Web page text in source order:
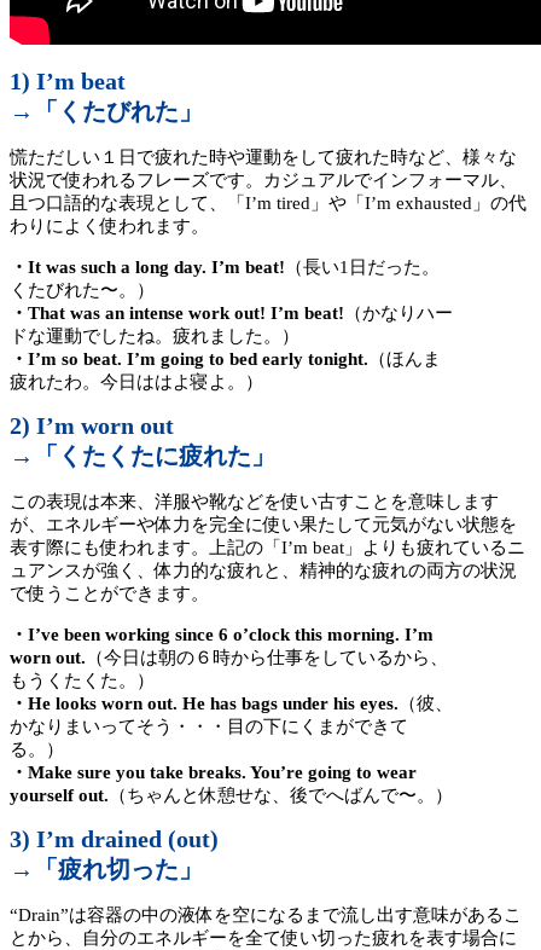
1) I’m beat
→「くたびれた」
慌ただしい１日で疲れた時や運動をして疲れた時など、様々な
状況で使われるフレーズです。カジュアルでインフォーマル、
且つ口語的な表現として、「I’m tired」や「I’m exhausted」の代
わりによく使われます。
・It was such a long day. I’m beat! （長い1日だった。
くたびれた〜。）
・That was an intense work out! I’m beat! （かなりハー
ドな運動でしたね。疲れました。）
・I’m so beat. I’m going to bed early tonight. （ほんま
疲れたわ。今日ははよ寝よ。）
2) I’m worn out
→「くたくたに疲れた」
この表現は本来、洋服や靴などを使い古すことを意味します
が、エネルギーや体力を完全に使い果たして元気がない状態を
表す際にも使われます。上記の「I’m beat」よりも疲れているニ
ュアンスが強く、体力的な疲れと、精神的な疲れの両方の状況
で使うことができます。
・I’ve been working since 6 o’clock this morning. I’m
worn out. （今日は朝の６時から仕事をしているから、
もうくたくた。）
・He looks worn out. He has bags under his eyes. （彼、
かなりまいってそう・・・目の下にくまができて
る。）
・Make sure you take breaks. You’re going to wear
yourself out. （ちゃんと休憩せな、後でへばんで〜。）
3) I’m drained (out)
→「疲れ切った」
“Drain”は容器の中の液体を空になるまで流し出す意味があるこ
とから、自分のエネルギーを全て使い切った疲れを表す場合に